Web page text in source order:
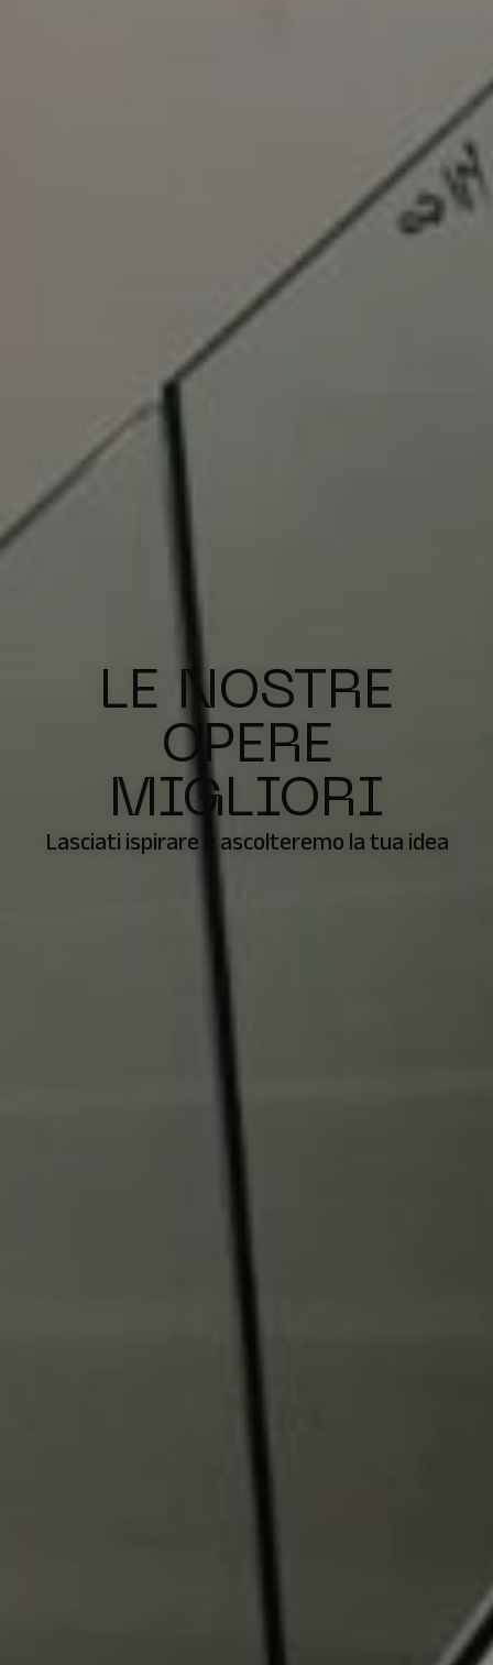
LE NOSTRE
OPERE
MIGLIORI
Lasciati ispirare e ascolteremo la tua idea